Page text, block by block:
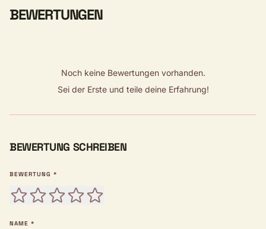
BEWERTUNGEN
Noch keine Bewertungen vorhanden.
Sei der Erste und teile deine Erfahrung!
BEWERTUNG SCHREIBEN
BEWERTUNG *
NAME *